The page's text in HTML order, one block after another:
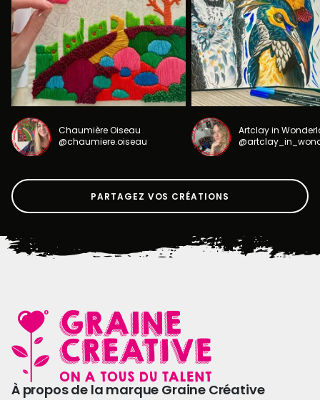
Chaumière Oiseau
@chaumiere.oiseau
Artclay in
PARTAGEZ VOS CRÉATIONS
À propos de la marque Graine Créative